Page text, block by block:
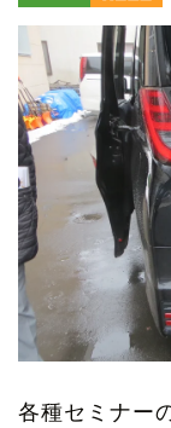
各種セミナー